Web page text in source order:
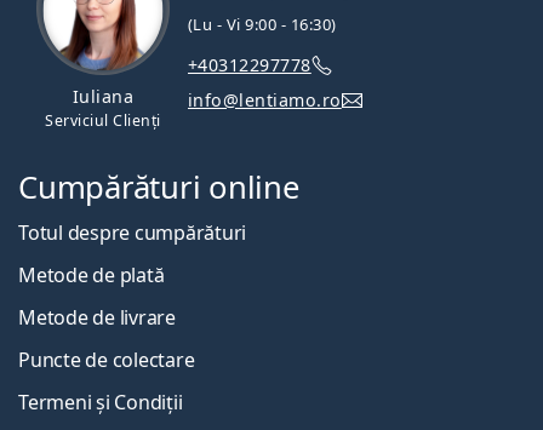
Iuliana
Serviciul Clienți
(Lu - Vi 9:00 - 16:30)
+40312297778
info@lentiamo.ro
Cumpărături online
Totul despre cumpărături
Metode de plată
Metode de livrare
Puncte de colectare
Termeni și Condiții